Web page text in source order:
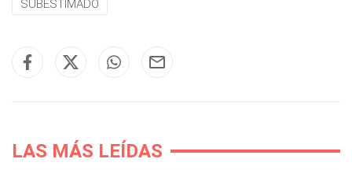
SUBESTIMADO
LAS MÁS LEÍDAS